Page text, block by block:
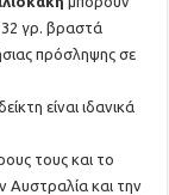
γρ. βραστά
πρόσληψης σε
είναι ιδανικά
τους και το
Αυστραλία και την